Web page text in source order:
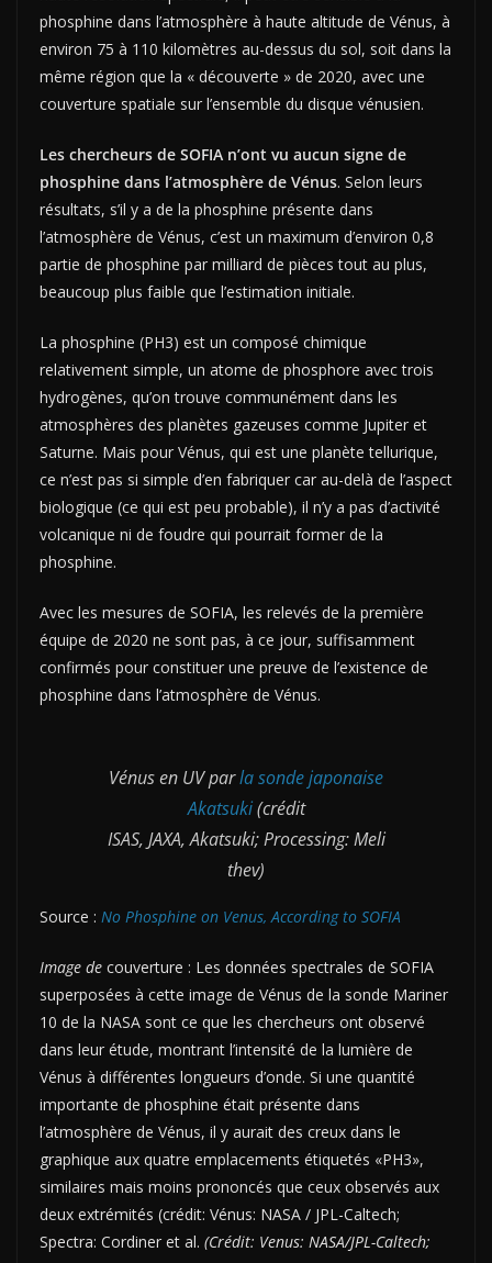
phosphine dans l’atmosphère à haute altitude de Vénus, à
environ 75 à 110 kilomètres au-dessus du sol, soit dans la
même région que la « découverte » de 2020, avec une
couverture spatiale sur l’ensemble du disque vénusien.
Les chercheurs de SOFIA n’ont vu aucun signe de
phosphine dans l’atmosphère de Vénus. Selon leurs
résultats, s’il y a de la phosphine présente dans
l’atmosphère de Vénus, c’est un maximum d’environ 0,8
partie de phosphine par milliard de pièces tout au plus,
beaucoup plus faible que l’estimation initiale.
La phosphine (PH3) est un composé chimique
relativement simple, un atome de phosphore avec trois
hydrogènes, qu’on trouve communément dans les
atmosphères des planètes gazeuses comme Jupiter et
Saturne. Mais pour Vénus, qui est une planète tellurique,
ce n’est pas si simple d’en fabriquer car au-delà de l’aspect
biologique (ce qui est peu probable), il n’y a pas d’activité
volcanique ni de foudre qui pourrait former de la
phosphine.
Avec les mesures de SOFIA, les relevés de la première
équipe de 2020 ne sont pas, à ce jour, suffisamment
confirmés pour constituer une preuve de l’existence de
phosphine dans l’atmosphère de Vénus.
Vénus en UV parla sonde japonaise
Akatsuki(crédit
ISAS, JAXA, Akatsuki; Processing: Meli
thev)
Source : No Phosphine on Venus, According to SOFIA
Image de couverture : Les données spectrales de SOFIA
superposées à cette image de Vénus de la sonde Mariner
10 de la NASA sont ce que les chercheurs ont observé
dans leur étude, montrant l’intensité de la lumière de
Vénus à différentes longueurs d’onde. Si une quantité
importante de phosphine était présente dans
l’atmosphère de Vénus, il y aurait des creux dans le
graphique aux quatre emplacements étiquetés «PH3»,
similaires mais moins prononcés que ceux observés aux
deux extrémités (crédit: Vénus: NASA / JPL-Caltech;
Spectra: Cordiner et al. (Crédit: Venus: NASA/JPL-Caltech;